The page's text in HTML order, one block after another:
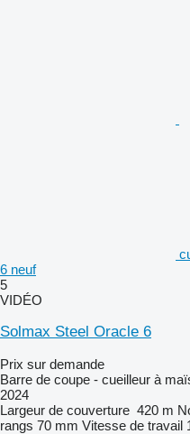
6 neuf
5
VIDÉO
Solmax Steel Oracle 6
Prix sur demande
Barre de coupe - cueilleur à
2024
Largeur de couverture 420 m
rangs 70 mm Vitesse de travail